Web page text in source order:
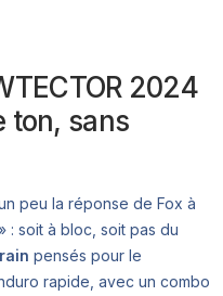
2024
ton, sans
un peu la réponse de Fox à
: soit à bloc, soit pas du
pensés pour le
rapide, avec un combo